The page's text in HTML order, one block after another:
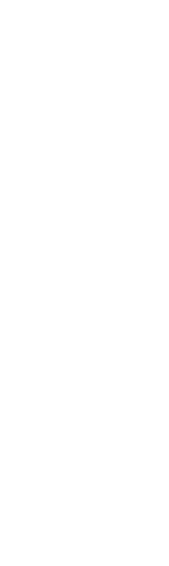
bei der zuständigen
und vereinbaren
von Deutschland
Amt und die
in dem Sie
neue eID-Karte zwei
oder ein anderes,
und gültiges
Deutschland haben, ist
erforderlich.
Sie bei der
gezogen und noch nicht